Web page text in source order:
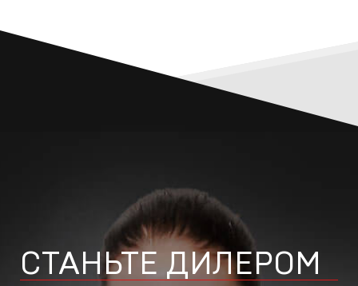
СТАНЬТЕ ДИЛЕРОМ